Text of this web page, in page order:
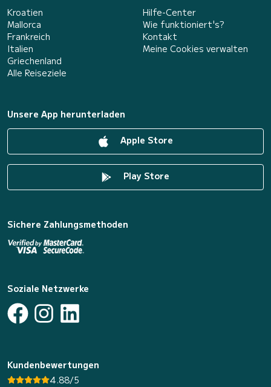
Kroatien
Mallorca
Frankreich
Italien
Griechenland
Alle Reiseziele
Hilfe-Center
Wie funktioniert's?
Kontakt
Meine Cookies verwalten
Unsere App herunterladen
Apple Store
Play Store
Sichere Zahlungsmethoden
Soziale Netzwerke
Kundenbewertungen
4.88/5